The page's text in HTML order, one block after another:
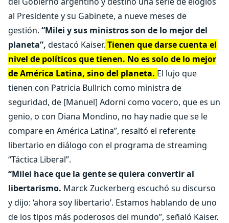
al Presidente y su Gabinete, a nueve meses de
gestión. “Milei y sus ministros son de lo mejor del
planeta”, destacó Kaiser. Tienen que darse cuenta el
nivel de políticos que tienen. No es solo de lo mejor
de América Latina, sino del planeta. El lujo que
tienen con Patricia Bullrich como ministra de
seguridad, de [Manuel] Adorni como vocero, que es un
genio, o con Diana Mondino, no hay nadie que se le
compare en América Latina”, resaltó el referente
libertario en diálogo con el programa de streaming
“Táctica Liberal”.
“Milei hace que la gente se quiera convertir al
libertarismo. Marck Zuckerberg escuchó su discurso
y dijo: ‘ahora soy libertario’. Estamos hablando de uno
de los tipos más poderosos del mundo”, señaló Kaiser.